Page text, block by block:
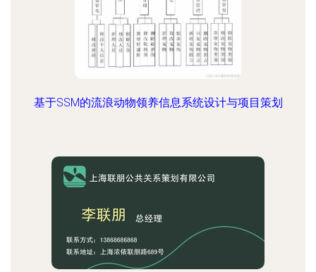
基于SSM的流浪动物领养信息系统设计与项目策划